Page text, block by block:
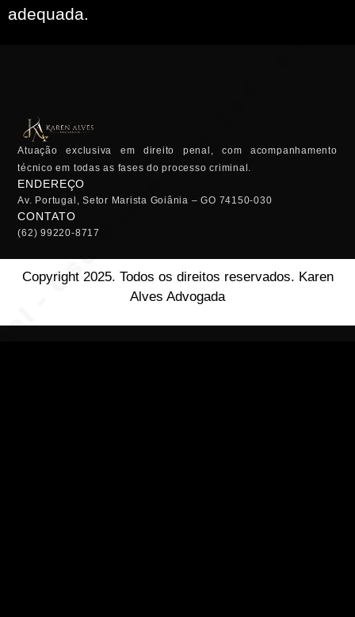
adequada.
Atuação exclusiva em direito penal, com acompanhamento
técnico em todas as fases do processo criminal.
ENDEREÇO
Av. Portugal, Setor Marista Goiânia – GO 74150-030
CONTATO
(62) 99220-8717
Copyright 2025. Todos os direitos reservados. Karen
Alves Advogada